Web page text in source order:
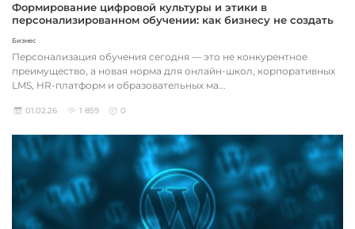
Формирование цифровой культуры и этики в
персонализированном обучении: как бизнесу не создать
Бизнес
Персонализация обучения сегодня — это не конкурентное
преимущество, а новая норма для онлайн-школ, корпоративных
LMS, HR-платформ и образовательных ма...
01.02.26 1 859 0